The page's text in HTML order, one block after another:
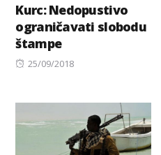
Kurc: Nedopustivo
ograničavati slobodu
štampe
Posted
25/09/2018